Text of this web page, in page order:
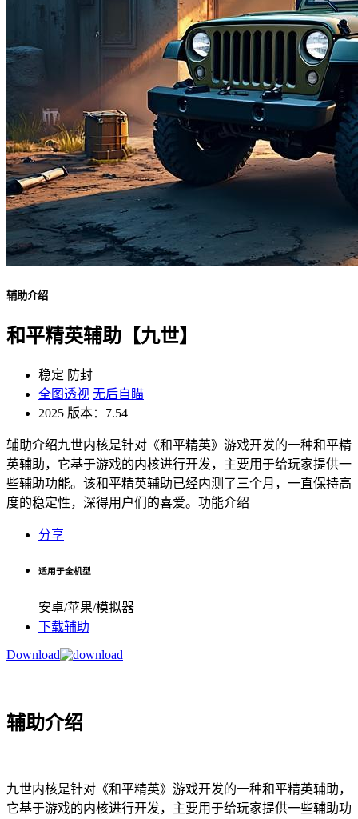
辅助介绍
和平精英辅助【九世】
稳定 防封
全图透视 无后自瞄
2025 版本：7.54
辅助介绍九世内核是针对《和平精英》游戏开发的一种和平精
英辅助，它基于游戏的内核进行开发，主要用于给玩家提供一
些辅助功能。该和平精英辅助已经内测了三个月，一直保持高
度的稳定性，深得用户们的喜爱。功能介绍
分享
适用于全机型
安卓/苹果/模拟器
下载辅助
Download
辅助介绍
九世内核是针对《和平精英》游戏开发的一种和平精英辅助，
它基于游戏的内核进行开发，主要用于给玩家提供一些辅助功